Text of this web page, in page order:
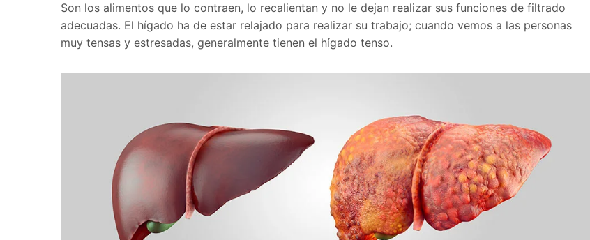
Son los alimentos que lo contraen, lo recalientan y no le dejan realizar sus funciones de filtrado
adecuadas. El hígado ha de estar relajado para realizar su trabajo; cuando vemos a las personas
muy tensas y estresadas, generalmente tienen el hígado tenso.